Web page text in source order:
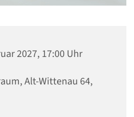
2027, 17:00 Uhr
Alt-Wittenau 64,